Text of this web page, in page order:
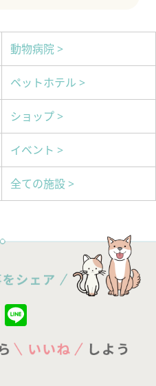
動物病院 >
ペットホテル >
ショップ >
イベント >
全ての施設 >
Twitter